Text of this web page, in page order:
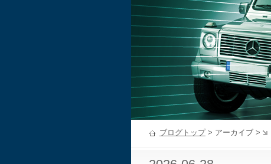
ブログトップ> アーカイブ >